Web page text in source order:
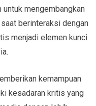
untuk mengembangkan
berinteraksi dengan
menjadi elemen kunci
kemampuan
kesadaran kritis yang